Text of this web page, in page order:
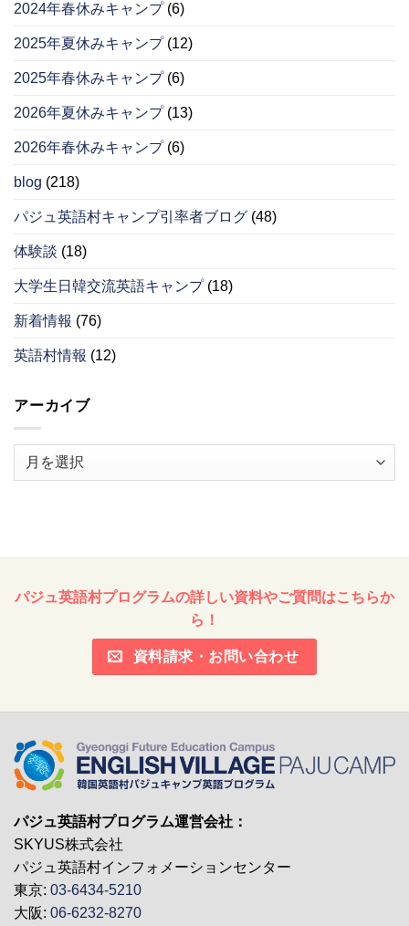
2024年春休みキャンプ(6)
2025年夏休みキャンプ(12)
2025年春休みキャンプ(6)
2026年夏休みキャンプ(13)
2026年春休みキャンプ(6)
blog (218)
パジュ英語村キャンプ引率者ブログ (48)
体験談 (18)
大学生日韓交流英語キャンプ(18)
新着情報 (76)
英語村情報 (12)
アーカイブ
パジュ英語村プログラムの詳しい資料やご質問はこちらか
ら！
資料請求・お問い合わせ
パジュ英語村プログラム運営会社：
SKYUS株式会社
パジュ英語村インフォメーションセンター
東京: 03-6434-5210
大阪: 06-6232-8270